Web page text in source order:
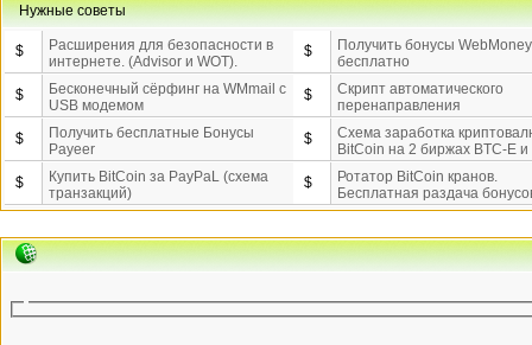
Нужные советы
$
Расширения для безопасности в
интернете. (Advisor и WOT).
$
Получить бонусы WebMoney
бесплатно
$
Бесконечный сёрфинг на WMmail c
USB модемом
$
Скрипт автоматического
перенаправления
$
Получить бесплатные Бонусы
Payeer
$
Схема заработка
BitCoin на 2 биржах BTC-E и
$
Купить BitCoin за PayPaL (схема
транзакций)
$
Ротатор BitCoin кранов.
Бесплатная раздача